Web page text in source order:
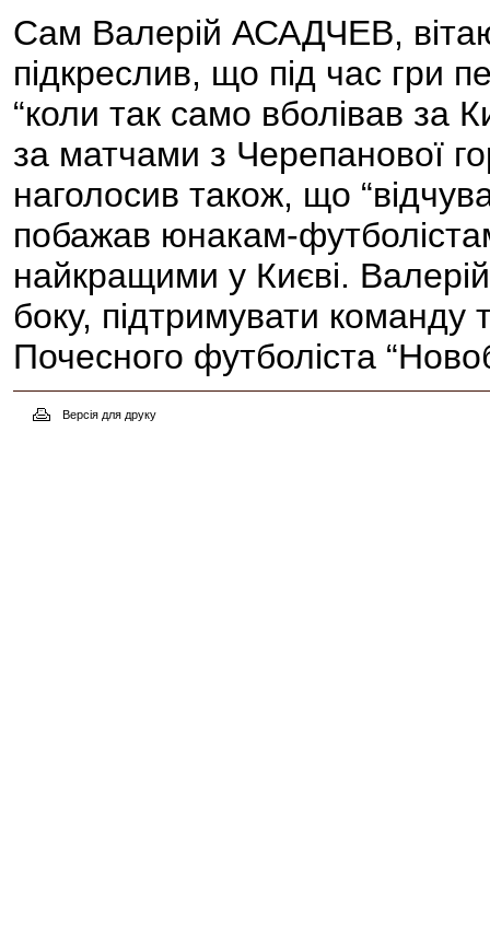
Сам Валерій АСАДЧЕВ,
підкреслив, що під час гри
“коли так само вболівав за
за матчами з Черепанової
наголосив також, що
побажав юнакам-
найкращими у Києві.
боку, підтримувати команду
Почесного футболіста
Версія для друку